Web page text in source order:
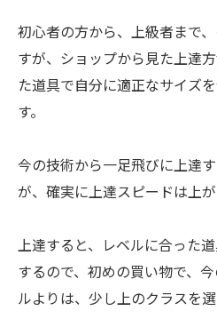
初心者の方から、上級者まで
すが、ショップから見た上達
た道具で自分に適正なサイズ
す。
今の技術から一足飛びに上達
が、確実に上達スピードは上が
上達すると、レベルに合った
するので、初めの買い物で、
ルよりは、少し上のクラスを選